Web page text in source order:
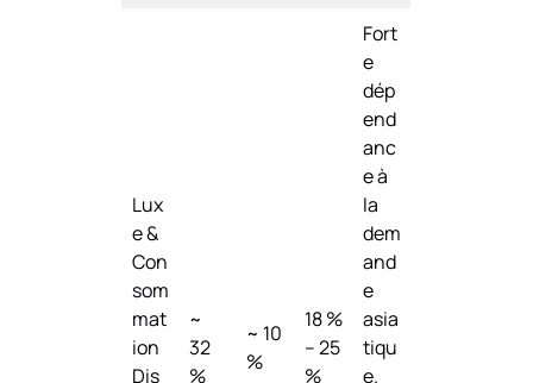
Lux
e &
Con
som
mat
ion
Dis
~
32
%
~ 10
%
18 %
– 25
%
Fort
e
dép
end
anc
e à
la
dem
and
e
asia
tiqu
e.